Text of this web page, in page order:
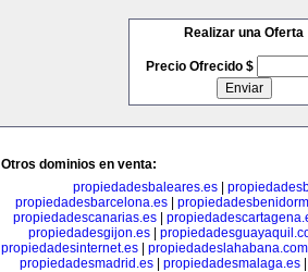
Realizar una Oferta
Precio Ofrecido $
Otros dominios en venta:
propiedadesbaleares.es
propiedadesbarcelona.es
propiedadescanarias.es|
propiedadesgijon.es
propiedadesinternet.es
propiedadeslahabana.com
propiedadesmadrid.es
propiedadesmalaga.es